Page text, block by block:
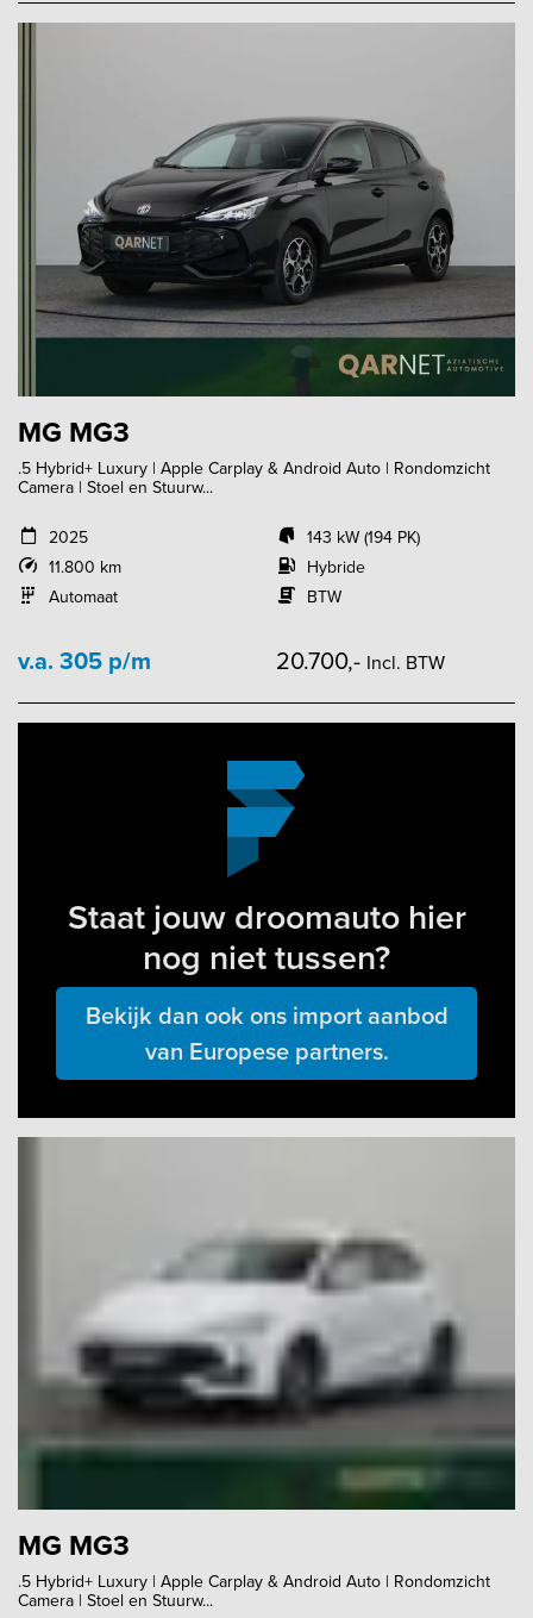
MG MG3
.5 Hybrid+ Luxury | Apple Carplay & Android Auto | Rondomzicht
Camera | Stoel en Stuurw...
2025
11.800 km
Automaat
143 kW (194 PK)
Hybride
BTW
v.a. 305 p/m 20.700,- Incl. BTW
Staat jouw droomauto hier
nog niet tussen?
Bekijk dan ook ons import aanbod
van Europese partners.
MG MG3
.5 Hybrid+ Luxury | Apple Carplay & Android Auto | Rondomzicht
Camera | Stoel en Stuurw...